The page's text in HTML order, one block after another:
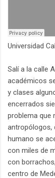
Universidad
Salí a la calle
académicos
y clases
encerrados
problema que
antropólogos,
humano se
con miles de
con
centro de